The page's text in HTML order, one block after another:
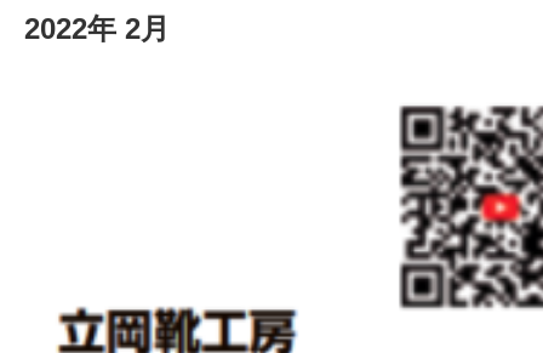
2022年 2月